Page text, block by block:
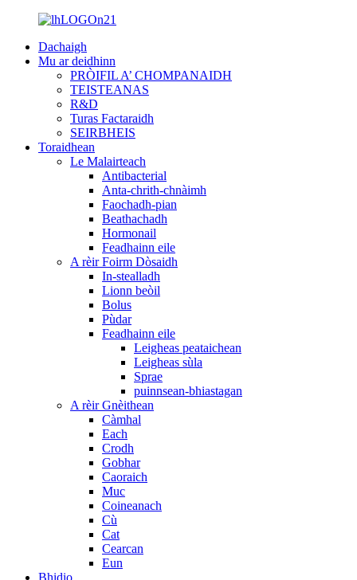
Dachaigh
Mu ar deidhinn
PRÒIFIL A’ CHOMPANAIDH
TEISTEANAS
R&D
Turas Factaraidh
SEIRBHEIS
Toraidhean
Le Malairteach
Antibacterial
Anta-chrith-chnàimh
Faochadh-pian
Beathachadh
Hormonail
Feadhainn eile
A rèir Foirm Dòsaidh
In-stealladh
Lionn beòil
Bolus
Pùdar
Feadhainn eile
Leigheas peataichean
Leigheas sùla
Sprae
puinnsean-bhiastagan
A rèir Gnèithean
Càmhal
Each
Crodh
Gobhar
Caoraich
Muc
Coineanach
Cù
Cat
Cearcan
Eun
Bhidio